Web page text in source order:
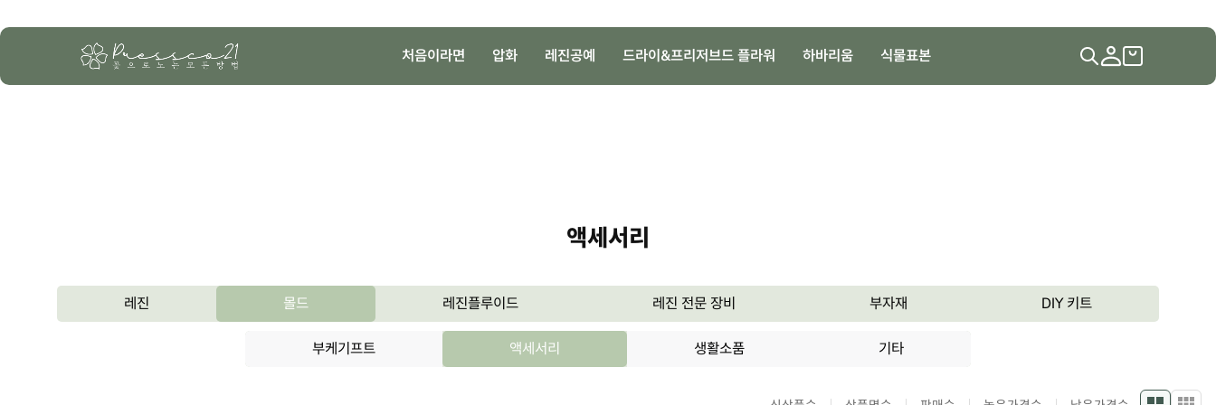
처음이라면 압화 레진공예 드라이&프리저브드 플라워 하바리움 식물표본
액세서리
레진 몰드 레진플루이드 레진 전문 장비 부자재 DIY 키트
부케기프트 액세서리 생활소품 기타